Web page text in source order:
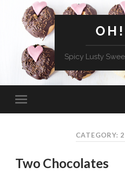
OH!
Spicy Lusty
CATEGORY:
Two Chocolates